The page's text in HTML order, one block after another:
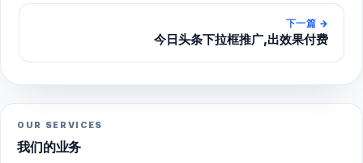
下一篇 →
今日头条下拉框推广,出效果付费
OUR SERVICES
我们的业务